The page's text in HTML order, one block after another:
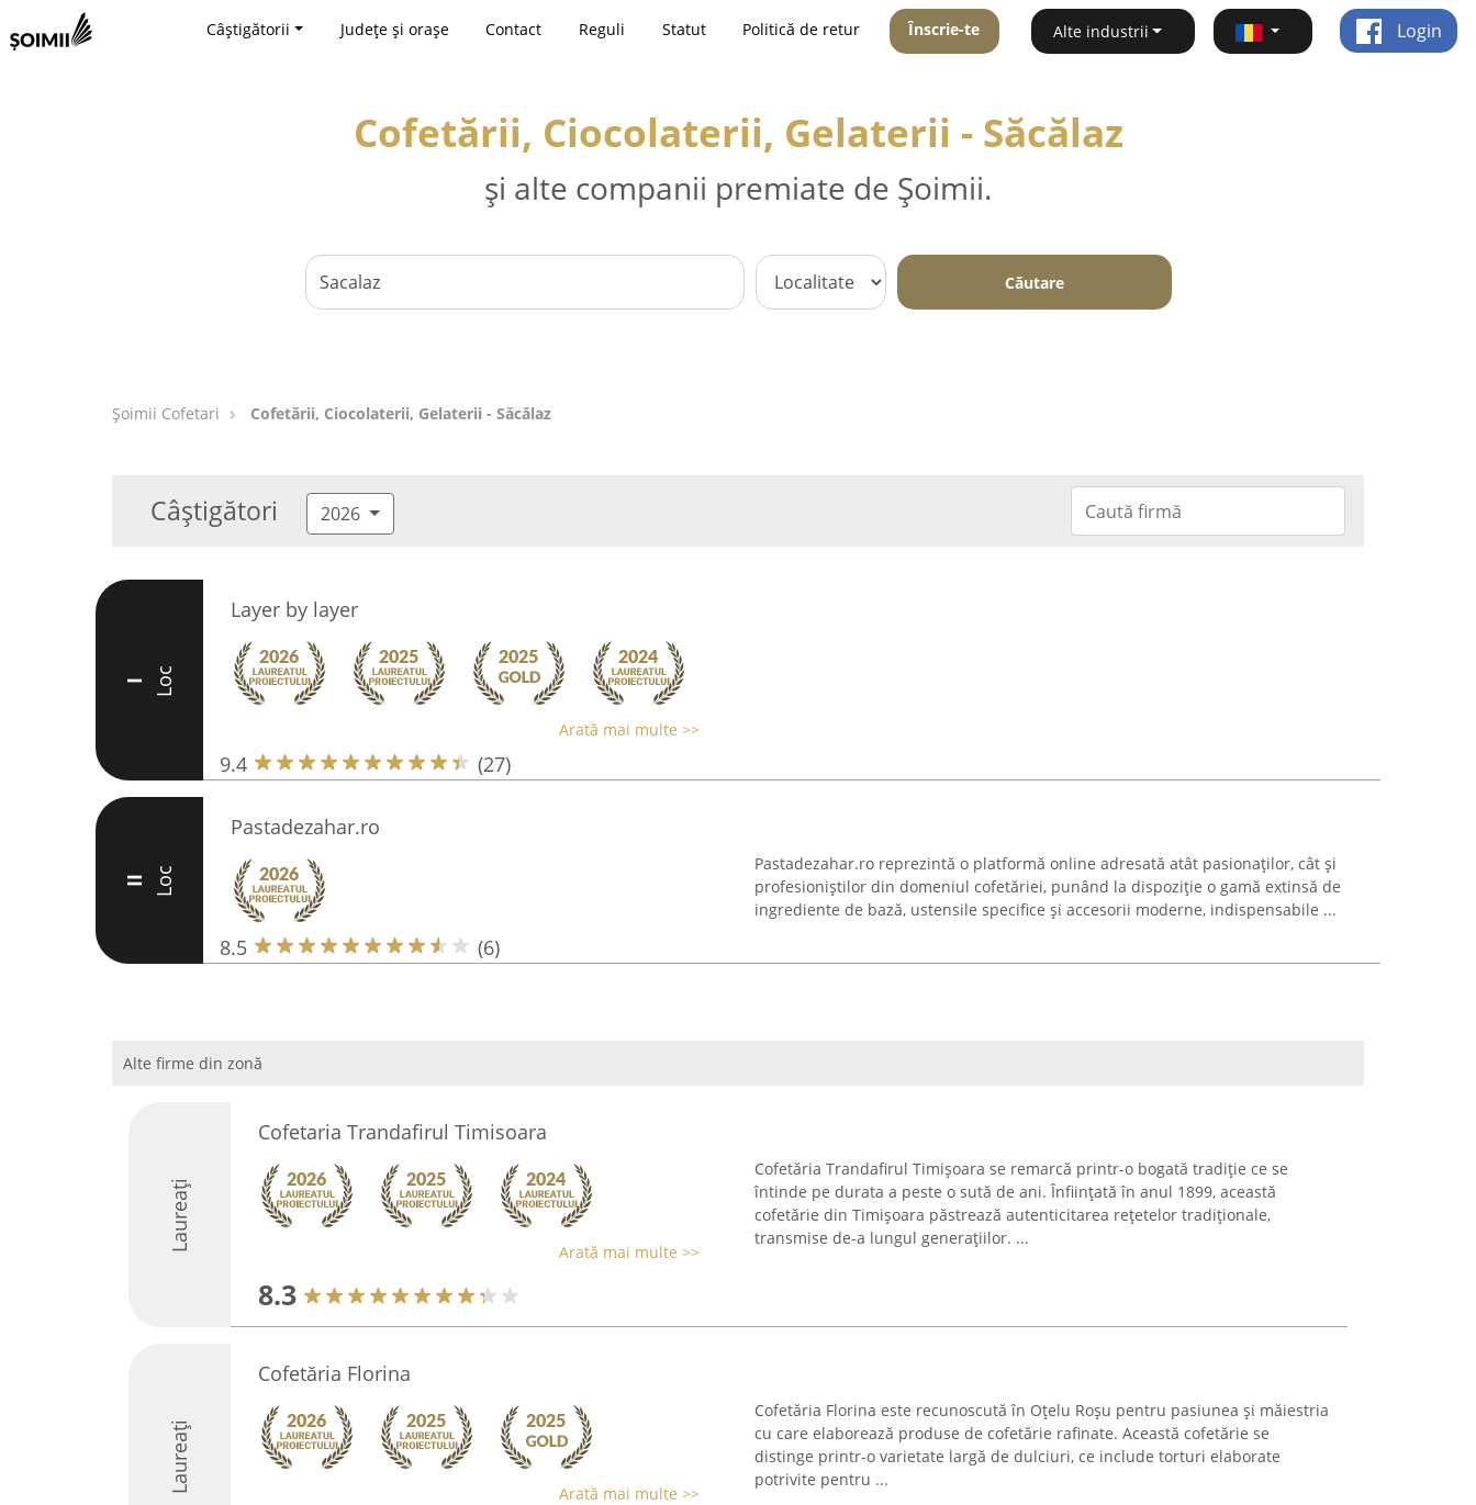
Câștigătorii Județe și orașe Contact Reguli Statut Politică de retur Înscrie-te Alte industrii Login
Cofetării, Ciocolaterii, Gelaterii - Săcălaz
și alte companii premiate de Șoimii.
Căutare
Șoimii Cofetari Cofetării, Ciocolaterii, Gelaterii - Săcălaz
Câștigători 2026
I Loc
Layer by layer
Arată mai multe >>
9.4 (27)
II Loc
Pastadezahar.ro
8.5 (6)
Pastadezahar.ro reprezintă o platformă online adresată atât pasionaților, cât și
profesioniștilor din domeniul cofetăriei, punând la dispoziție o gamă extinsă de
ingrediente de bază, ustensile specifice și accesorii moderne, indispensabile ...
Alte firme din zonă
Laureați
Cofetaria Trandafirul Timisoara
Arată mai multe >>
8.3
Cofetăria Trandafirul Timișoara se remarcă printr-o bogată tradiție ce se
întinde pe durata a peste o sută de ani. Înființată în anul 1899, această
cofetărie din Timișoara păstrează autenticitarea rețetelor tradiționale,
transmise de-a lungul generațiilor. ...
Laureați
Cofetăria Florina
Arată mai multe >>
Cofetăria Florina este recunoscută în Oțelu Roșu pentru pasiunea și măiestria
cu care elaborează produse de cofetărie rafinate. Această cofetărie se
distinge printr-o varietate largă de dulciuri, ce include torturi elaborate
potrivite pentru ...